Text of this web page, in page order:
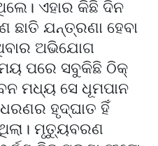
ଏହାର କିଛି ଦିନ
ଛାତି ଯନ୍ତ୍ରଣା ହେବା
ଅଭିଯୋଗ
ପରେ ସବୁକିଛି ଠିକ୍
ମଧ୍ୟ ସେ ଧୂମପାନ
ହୃଦ୍‌ଘାତ ହିଁ
ମୃତ୍ୟୁବରଣ